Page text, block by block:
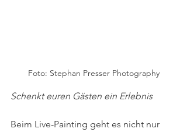
Foto: Stephan Presser Photography
Schenkt euren Gästen ein Erlebnis
Beim Live-Painting geht es nicht nur